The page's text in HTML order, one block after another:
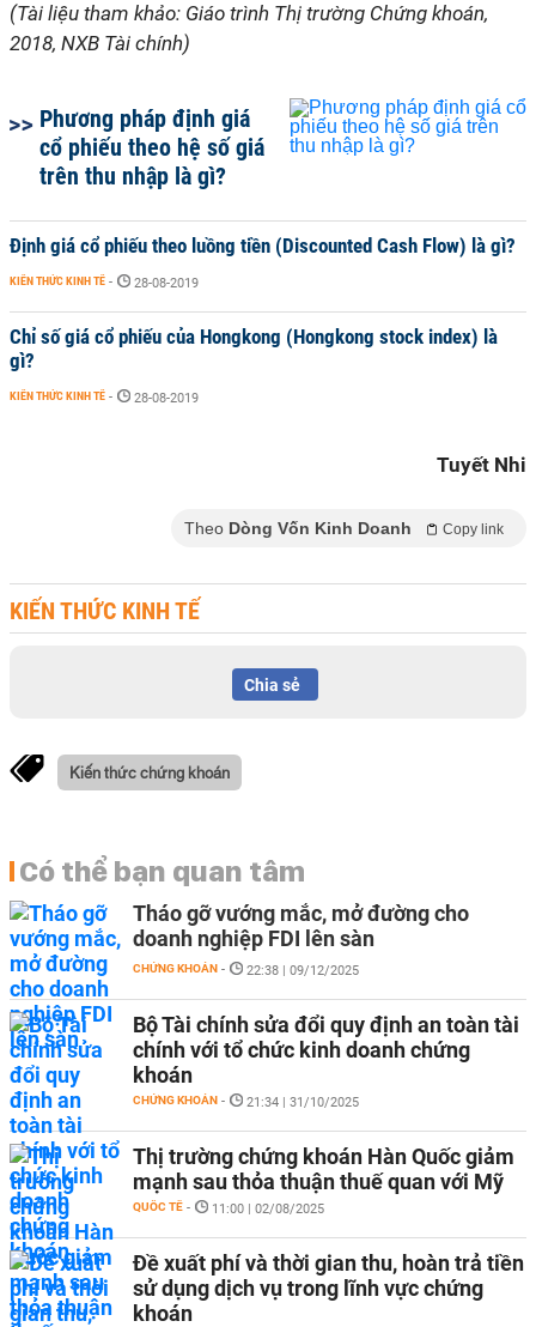
(Tài liệu tham khảo: Giáo trình Thị trường Chứng khoán,
2018, NXB Tài chính)
Phương pháp định giá
cổ phiếu theo hệ số giá
trên thu nhập là gì?
Định giá cổ phiếu theo luồng tiền (Discounted Cash Flow) là gì?
KIẾN THỨC KINH TẾ - 28-08-2019
Chỉ số giá cổ phiếu của Hongkong (Hongkong stock index) là
gì?
KIẾN THỨC KINH TẾ - 28-08-2019
Tuyết Nhi
Theo Dòng Vốn Kinh Doanh Copy link
KIẾN THỨC KINH TẾ
Chia sẻ
Kiến thức chứng khoán
Có thể bạn quan tâm
Tháo gỡ vướng mắc, mở đường cho
doanh nghiệp FDI lên sàn
CHỨNG KHOÁN - 22:38 | 09/12/2025
Bộ Tài chính sửa đổi quy định an toàn tài
chính với tổ chức kinh doanh chứng
khoán
CHỨNG KHOÁN - 21:34 | 31/10/2025
Thị trường chứng khoán Hàn Quốc giảm
mạnh sau thỏa thuận thuế quan với Mỹ
QUỐC TẾ - 11:00 | 02/08/2025
Đề xuất phí và thời gian thu, hoàn trả tiền
sử dụng dịch vụ trong lĩnh vực chứng
khoán